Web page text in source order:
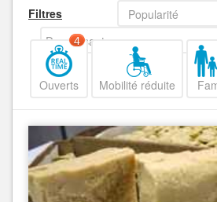
Filtres
Popularité
Decroissant
Ouverts
4
Mobilité réduite